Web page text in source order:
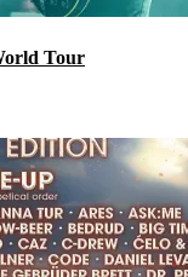
Tour